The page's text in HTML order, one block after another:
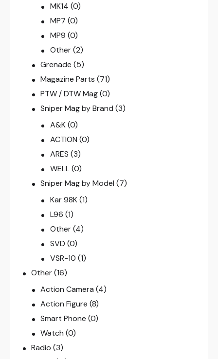
MK14 (0)
MP7 (0)
MP9 (0)
Other (2)
Grenade (5)
Magazine Parts (71)
PTW / DTW Mag (0)
Sniper Mag by Brand (3)
A&K (0)
ACTION (0)
ARES (3)
WELL (0)
Sniper Mag by Model (7)
Kar 98K (1)
L96 (1)
Other (4)
SVD (0)
VSR-10 (1)
Other(16)
Action Camera (4)
Action Figure (8)
Smart Phone (0)
Watch (0)
Radio (3)